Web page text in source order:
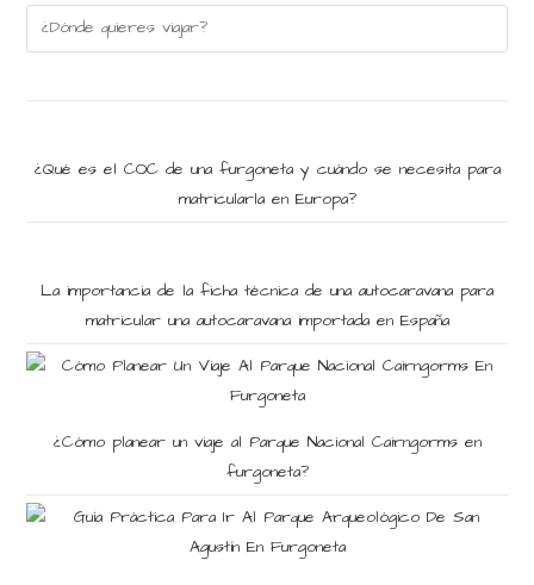
¿Qué es el COC de una furgoneta y cuándo se necesita para
matricularla en Europa?
La importancia de la ficha técnica de una autocaravana para
matricular una autocaravana importada en España
¿Cómo planear un viaje al Parque Nacional Cairngorms en
furgoneta?